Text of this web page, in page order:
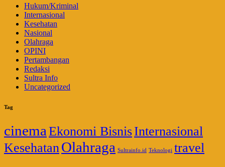
Hukum/Kriminal
Internasional
Kesehatan
Nasional
Olahraga
OPINI
Pertambangan
Redaksi
Sultra Info
Uncategorized
Tag
cinema Ekonomi BisnisInternasional
KesehatanOlahraga Sultrainfo.id Teknologi travel